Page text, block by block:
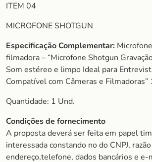
ITEM 04
MICROFONE SHOTGUN
Especificação Complementar:
filmadora – “Microfone Shotgun
Som estéreo e limpo Ideal para
Compatível com Câmeras e Filmadoras”
Quantidade: 1 Und.
Condições de fornecimento
A proposta deverá ser feita em papel
interessada constando no do CNPJ,
endereço,telefone, dados bancários e e-